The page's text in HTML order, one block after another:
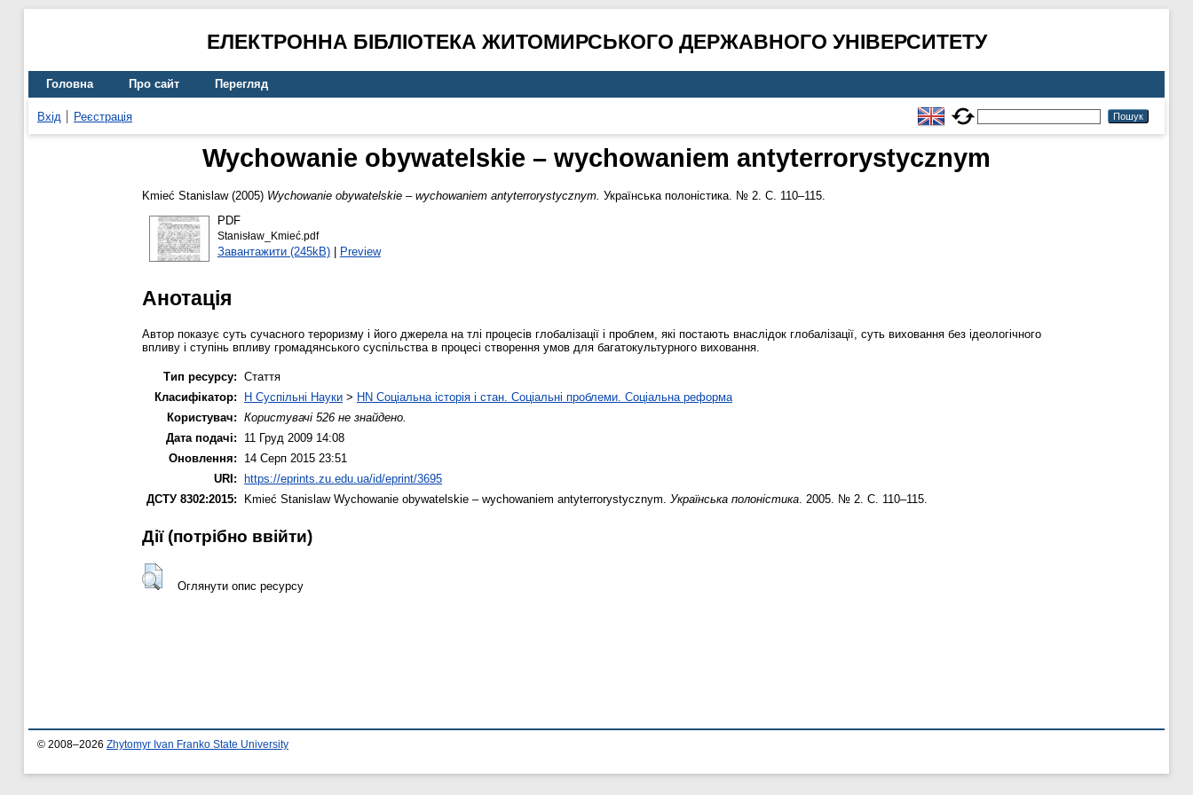
ЕЛЕКТРОННА БІБЛІОТЕКА ЖИТОМИРСЬКОГО ДЕРЖАВНОГО УНІВЕРСИТЕТУ
Головна Про сайт Перегляд
Вхід Реєстрація
Wychowanie obywatelskie – wychowaniem antyterrorystycznym
Kmіeć Stanislaw(2005) Wychowanie obywatelskie – wychowaniem antyterrorystycznym. Українська полоністика. № 2. С. 110–115.
PDF
Stanisław_Kmieć.pdf
Завантажити (245kB)| Preview
Анотація
Автор показує суть сучасного тероризму і його джерела на тлі процесів глобалізації і проблем, які постають внаслідок глобалізації, суть виховання без ідеологічного
впливу і ступінь впливу громадянського суспільства в процесі створення умов для багатокультурного виховання.
Тип ресурсу: Стаття
Класифікатор:
H Суспільні Науки > HN Соціальна історія і стан. Соціальні проблеми. Соціальна реформа
Користувач: Користувачі 526 не знайдено.
Дата подачі:
11 Груд 2009 14:08
Оновлення:
14 Серп 2015 23:51
URI: https://eprints.zu.edu.ua/id/eprint/3695
ДСТУ 8302:2015:
Kmіeć StanislawWychowanie obywatelskie – wychowaniem antyterrorystycznym. Українська полоністика . 2005. № 2. С. 110–115.
Дії ​​(потрібно ввійти)
Оглянути опис ресурсу
© 2008–2026 Zhytomyr Ivan Franko State University